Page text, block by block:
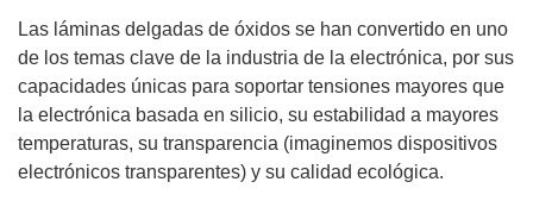
Las láminas delgadas de óxidos se han convertido en uno
de los temas clave de la industria de la electrónica, por sus
capacidades únicas para soportar tensiones mayores que
la electrónica basada en silicio, su estabilidad a mayores
temperaturas, su transparencia (imaginemos dispositivos
electrónicos transparentes) y su calidad ecológica.